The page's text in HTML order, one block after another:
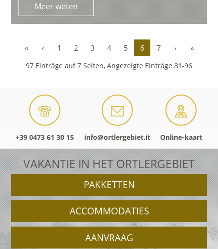
Meer weten
« ‹ 1 2 3 4 5 6 7 › »
97 Einträge auf 7 Seiten, Angezeigte Einträge 81-96
+39 0473 61 30 15 info@ortlergebiet.it Online-kaart
VAKANTIE IN HET ORTLERGEBIET
PAKKETTEN
ACCOMMODATIES
AANVRAAG